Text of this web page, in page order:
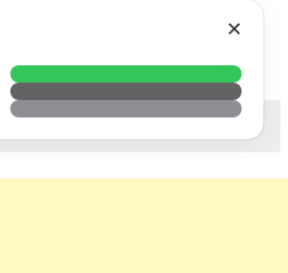
科技. 生活. 攝影.
✕